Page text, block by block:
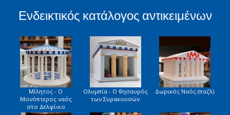
Ενδεικτικός κατάλογος αντικειμένων
Μίλητος - Ο
Μονόπτερος ναός
στο Δελφίνιο
Ολυμπία - Ο θησαυρός
των Συρακουσών
Δωρικός Ναός (παζλ)